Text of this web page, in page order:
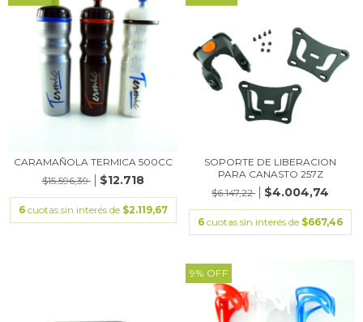
CARAMAÑOLA TERMICA 500CC
$15.596,39
$12.718
6 cuotas sin interés de $2.119,67
SOPORTE DE LIBERACION
PARA CANASTO 257Z
$6.147,22
$4.004,74
6 cuotas sin interés de $667,46
9% OFF